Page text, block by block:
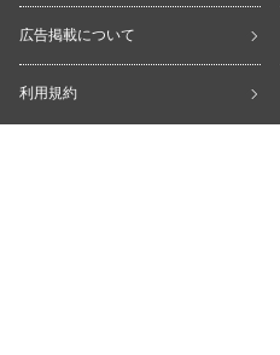
広告掲載について
利用規約